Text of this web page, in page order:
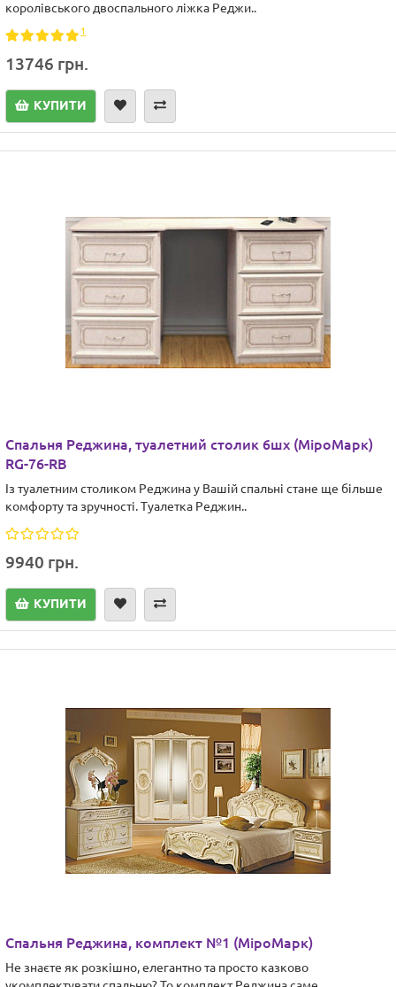
королівського двоспального ліжка Реджи..
1
13746 грн.
КУПИТИ
Cпальня Реджина, туалетний столик 6шх (МіроМарк)
RG-76-RB
Із туалетним столиком Реджина у Вашій спальні стане ще більше
комфорту та зручності. Туалетка Реджин..
9940 грн.
КУПИТИ
Спальня Реджина, комплект №1 (МіроМарк)
Не знаєте як розкішно, елегантно та просто казково